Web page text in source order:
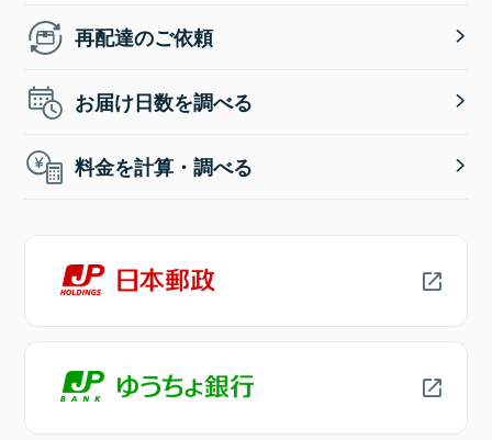
再配達のご依頼
お届け日数を調べる
料金を計算・調べる